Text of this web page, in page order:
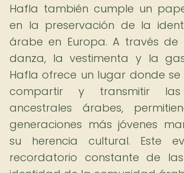
Hafla también cumple un
en la preservación de la
árabe en Europa. A través de
danza, la vestimenta y la
Hafla ofrece un lugar donde se
compartir y transmitir las
ancestrales árabes,
generaciones más jóvenes
su herencia cultural. Este
recordatorio constante de